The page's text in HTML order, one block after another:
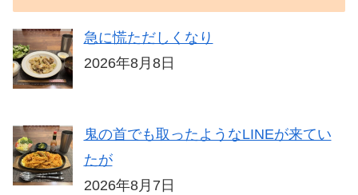
急に慌ただしくなり
2026年8月8日
鬼の首でも取ったようなLINEが来てい
たが
2026年8月7日